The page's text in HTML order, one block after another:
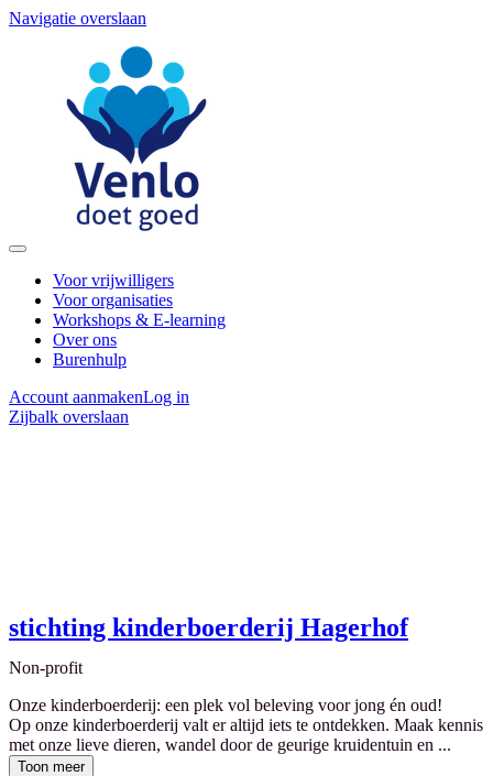
Navigatie overslaan
Voor vrijwilligers
Voor organisaties
Workshops & E-learning
Over ons
Burenhulp
Account aanmakenLog in
Zijbalk overslaan
stichting kinderboerderij Hagerhof
Non-profit
Onze kinderboerderij: een plek vol beleving voor jong én oud!
Op onze kinderboerderij valt er altijd iets te ontdekken. Maak kennis
met onze lieve dieren, wandel door de geurige kruidentuin en ...
Toon meer